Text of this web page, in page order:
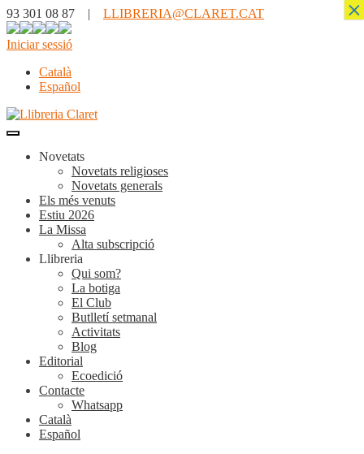
93 301 08 87 | LLIBRERIA@CLARET.CAT
Iniciar sessió
Català
Español
Novetats
Novetats religioses
Novetats generals
Els més venuts
Estiu 2026
La Missa
Alta subscripció
Llibreria
Qui som?
La botiga
El Club
Butlletí setmanal
Activitats
Blog
Editorial
Ecoedició
Contacte
Whatsapp
Català
Español
×